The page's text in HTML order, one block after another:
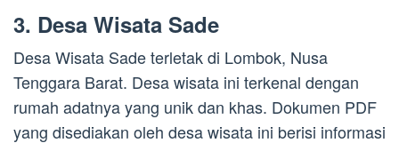
3. Desa Wisata Sade
Desa Wisata Sade terletak di Lombok, Nusa
Tenggara Barat. Desa wisata ini terkenal dengan
rumah adatnya yang unik dan khas. Dokumen PDF
yang disediakan oleh desa wisata ini berisi informasi